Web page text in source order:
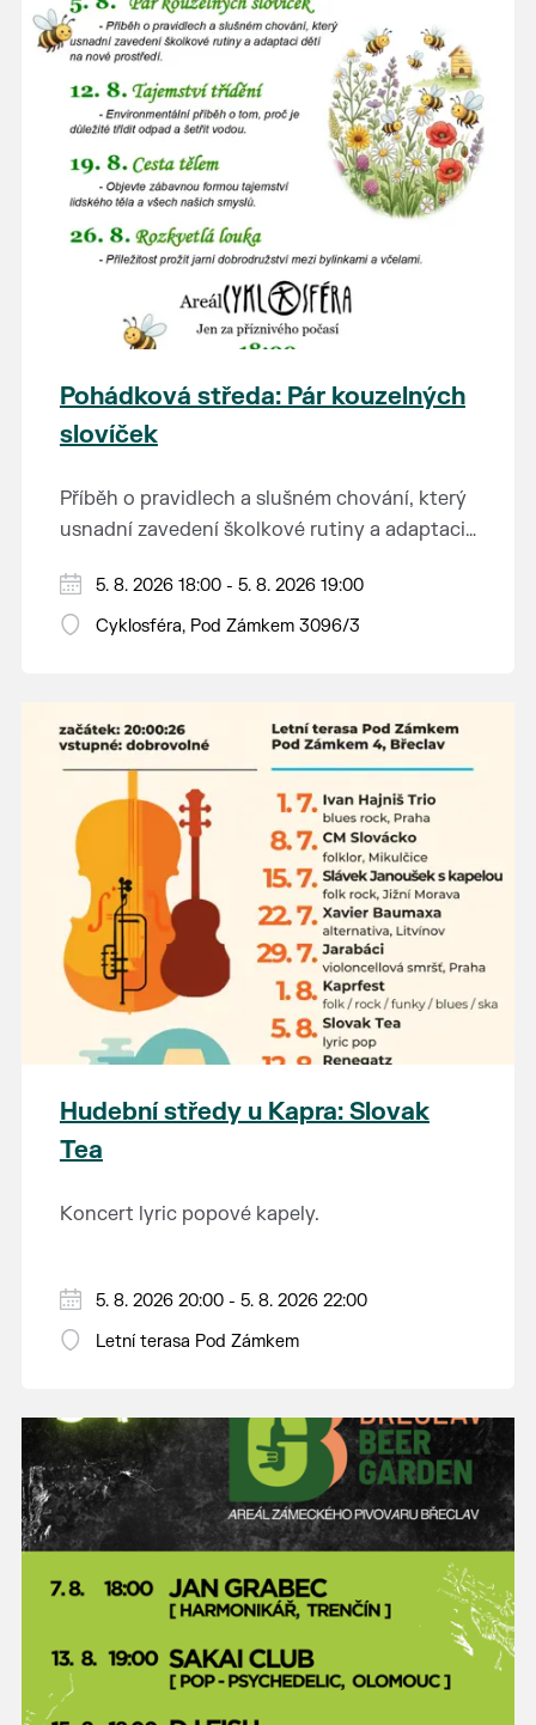
Pohádková středa: Pár kouzelných
slovíček
Příběh o pravidlech a slušném chování, který
usnadní zavedení školkové rutiny a adaptaci
Hraje se jen za příznivého počasí.
Vstupné dobrovolné.
5. 8. 2026 18:00 - 5. 8. 2026 19:00
Cyklosféra, Pod Zámkem 3096/3
Hudební středy u Kapra: Slovak
Tea
Koncert lyric popové kapely.
5. 8. 2026 20:00 - 5. 8. 2026 22:00
Letní terasa Pod Zámkem